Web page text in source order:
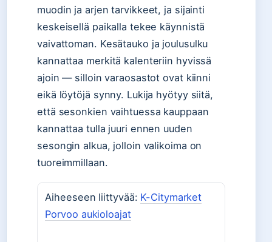
muodin ja arjen tarvikkeet, ja sijainti
keskeisellä paikalla tekee käynnistä
vaivattoman. Kesätauko ja joulusulku
kannattaa merkitä kalenteriin hyvissä
ajoin — silloin varaosastot ovat kiinni
eikä löytöjä synny. Lukija hyötyy siitä,
että sesonkien vaihtuessa kauppaan
kannattaa tulla juuri ennen uuden
sesongin alkua, jolloin valikoima on
tuoreimmillaan.
Aiheeseen liittyvää: K-Citymarket
Porvoo aukioloajat